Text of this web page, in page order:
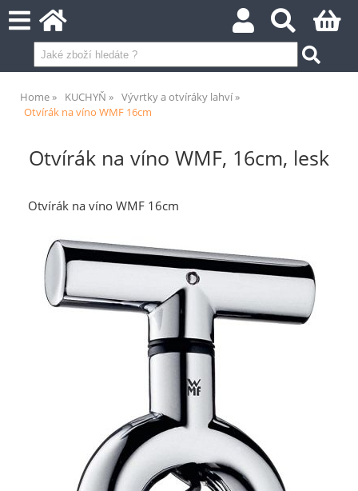
Home KUCHYŇ
Vývrtky a otvíráky lahví
Otvírák na víno WMF 16cm
Otvírák na víno WMF, 16cm, lesk
Otvírák na víno WMF 16cm